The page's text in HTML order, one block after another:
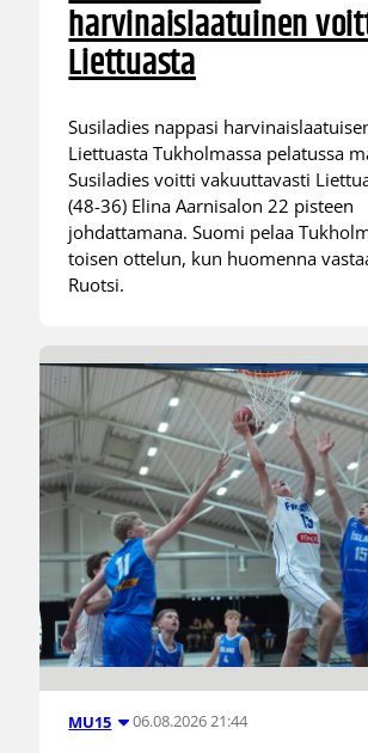
harvinaislaatuinen
Liettuasta
Susiladies nappasi
Liettuasta Tukholmassa pelatussa
Susiladies voitti vakuuttavasti
(48-36) Elina Aarnisalon 22 pisteen
johdattamana. Suomi pelaa
toisen ottelun, kun huomenna
Ruotsi.
MU15 06.08.2026 21:44